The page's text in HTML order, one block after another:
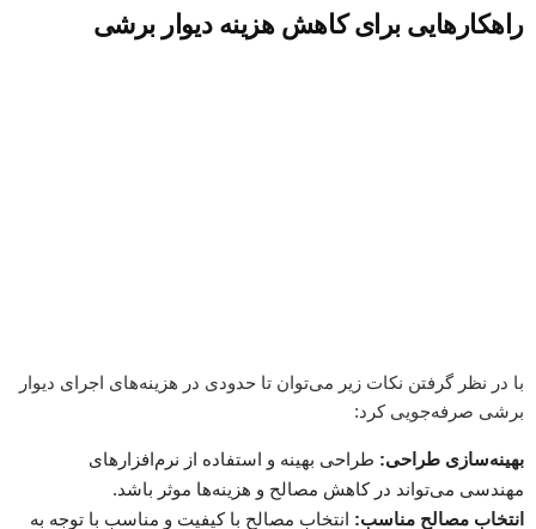
راهکارهایی برای کاهش هزینه دیوار برشی
با در نظر گرفتن نکات زیر می‌توان تا حدودی در هزینه‌های اجرای دیوار
برشی صرفه‌جویی کرد:
بهینه‌سازی طراحی: طراحی بهینه و استفاده از نرم‌افزارهای
مهندسی می‌تواند در کاهش مصالح و هزینه‌ها موثر باشد.
انتخاب مصالح مناسب: انتخاب مصالح با کیفیت و مناسب با توجه به